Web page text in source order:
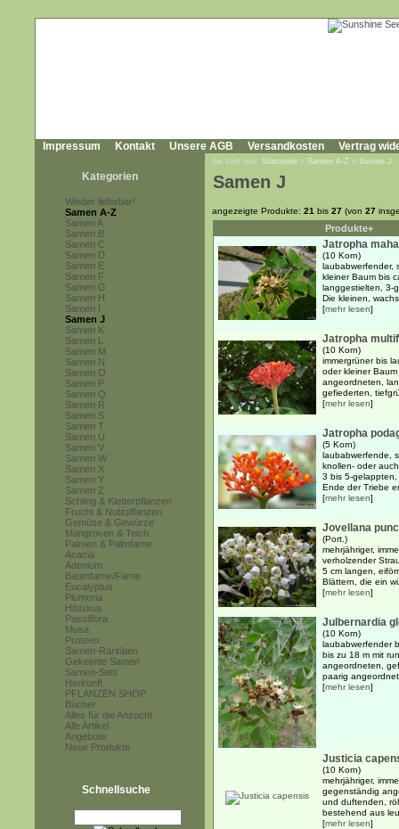
Impressum Kontakt Unsere AGB Versandkosten Vertrag
Kategorien
Wieder lieferbar!
Samen A-Z
Samen A
Samen B
Samen C
Samen D
Samen E
Samen F
Samen G
Samen H
Samen I
Samen J
Samen K
Samen L
Samen M
Samen N
Samen O
Samen P
Samen Q
Samen R
Samen S
Samen T
Samen U
Samen V
Samen W
Samen X
Samen Y
Samen Z
Schling & Kletterpflanzen
Frucht & Nutzpflanzen
Gemüse & Gewürze
Mangroven & Teich
Palmen & Palmfarne
Acacia
Adenium
Baumfarne/Farne
Eucalyptus
Plumeria
Hibiskus
Passiflora
Musa
Proteen
Samen-Raritäten
Gekeimte Samen
Samen-Sets
Herkunft
PFLANZEN SHOP
Bücher
Alles für die Anzucht
Alle Artikel
Angebote
Neue Produkte
Schnellsuche
Sie sind hier: Startseite » Samen A-Z » Samen J
Samen J
angezeigte Produkte: 21 bis 27 (von 27
Produkte+
Jatropha
(10 Korn)
laubabwerfender,
kleiner Baum bis
langgestielten, 3-
Die kleinen,
[mehr lesen]
Jatropha
(10 Korn)
immergrüner bis
oder kleiner
angeordneten,
gefiederten,
[mehr lesen]
Jatropha
(5 Korn)
laubabwerfende,
knollen- oder
3 bis 5-
Ende der Triebe
[mehr lesen]
Jovellana
(Port.)
mehrjähriger,
verholzender
5 cm langen,
Blättern, die ein
[mehr lesen]
Julbernardia
(10 Korn)
laubabwerfender
bis zu 18 m mit
angeordneten,
paarig
[mehr lesen]
Justicia
(10 Korn)
mehrjähriger,
gegenständig
und duftenden,
bestehend aus
[mehr lesen]